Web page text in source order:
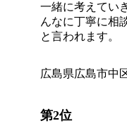
一緒に考えてい
んなに丁寧に相
と言われます。
広島県広島市中
第2位